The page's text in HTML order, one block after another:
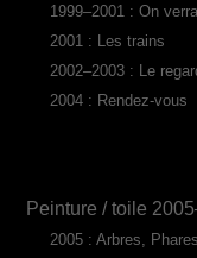
1999–2001 : On
2001 : Les trains
2002–2003 : Le
2004 : Rendez-vous
Peinture / toile
2005 : Arbres, Phares